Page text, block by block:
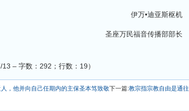
伊万•迪亚斯枢机
圣座万民福音传播部部长
– 字数：292；行数：19）
，他并向自己任期内的主保圣本笃致敬下一篇:教宗指宗教自由是通往